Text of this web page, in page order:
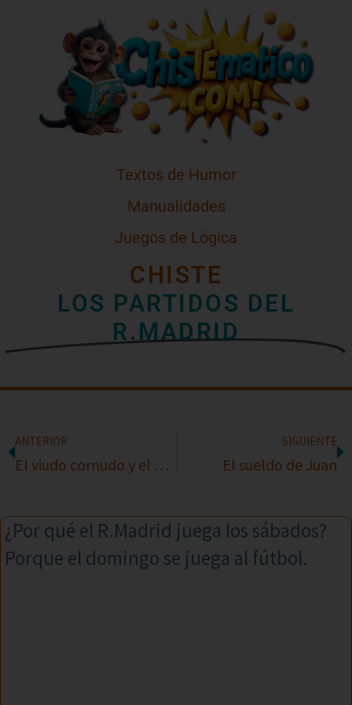
Textos de Humor
Manualidades
Juegos de Lógica
CHISTE
LOS PARTIDOS DEL
R.MADRID
ANTERIOR
El viudo cornudo y el amante
SIGUIENTE
El sueldo de Juan
¿Por qué el R.Madrid juega los sábados?
Porque el domingo se juega al fútbol.